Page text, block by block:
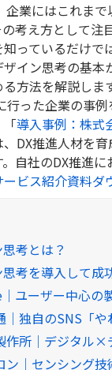
企業にはこれま
考え方として注
っているだけで
イン思考の基
方法を解説します
行った企業の事
「導入事例：株式
DX推進人材を
自社のDX推進
ービス紹介資料ダ
考とは？
考を導入して成
ユーザー中心の
｜独自のSNS「や
作所｜デジタル×
ン｜センシング